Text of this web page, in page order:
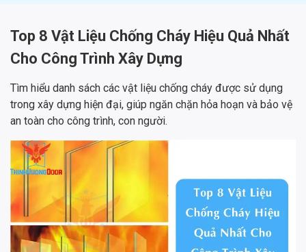
Top 8 Vật Liệu Chống Cháy Hiệu Quả Nhất
Cho Công Trình Xây Dựng
Tìm hiểu danh sách các vật liệu chống cháy được sử dụng
trong xây dựng hiện đại, giúp ngăn chặn hỏa hoạn và bảo vệ
an toàn cho công trình, con người.